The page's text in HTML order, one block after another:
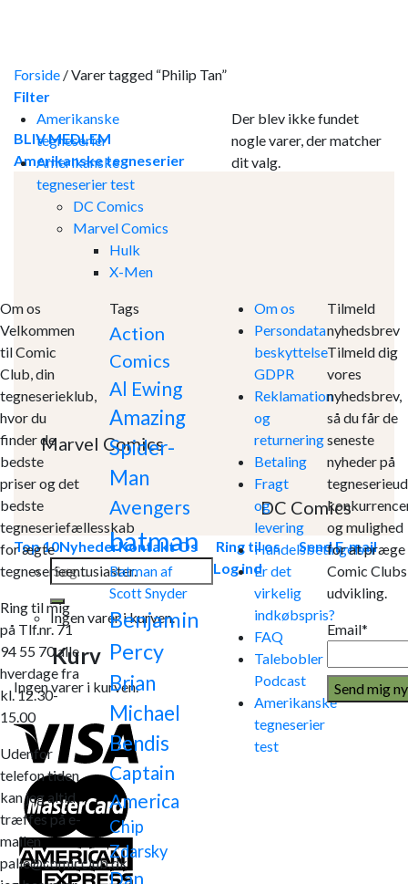
BLIV MEDLEM
Amerikanske tegneserier
Marvel Comics
DC Comics
Top 10NyhederKontakt Os Ring til os
Send E-mail
Søg
efter:
Log ind
Ingen varer i kurven.
Kurv
Ingen varer i kurven.
Forside /Varer tagged “Philip Tan”
Filter
Amerikanske
tegneserier
Amerikanske
tegneserier test
DC Comics
Marvel Comics
Hulk
X-Men
Der blev ikke fundet
nogle varer, der matcher
dit valg.
Om os
Velkommen
til Comic
Club, din
tegneserieklub,
hvor du
finder de
bedste
priser og det
bedste
tegneseriefællesskab
for ægte
tegneserieentusiaster.
Ring til mig
på Tlf.nr. 71
94 55 70 alle
hverdage fra
kl. 12.30-
15.00
Udenfor
telefon tiden
kan jeg altid
træffes på e-
mailen
palle@comicclub.dk
Tags
Action
Comics
Al Ewing
Amazing
Spider-
Man
Avengers
batman
Batman af
Scott Snyder
Benjamin
Percy
Brian
Michael
Bendis
Captain
America
Chip
Zdarsky
Dan
Om os
Persondata
beskyttelse
GDPR
Reklamation
og
returnering
Betaling
Fragt
og
levering
Handelsbetingelser
Er det
virkelig
indkøbspris?
FAQ
Talebobler
Podcast
Amerikanske
tegneserier
test
Tilmeld
nyhedsbrev
Tilmeld dig
vores
nyhedsbrev,
så du får de
seneste
nyheder på
og mulighed
for at præge
Comic Clubs
udvikling.
Email*